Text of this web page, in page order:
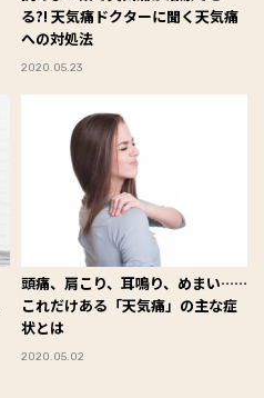
る?! 天気痛ドクターに聞く天気痛
への対処法
2020.05.23
頭痛、肩こり、耳鳴り、めまい……
これだけある「天気痛」の主な症
状とは
2020.05.02